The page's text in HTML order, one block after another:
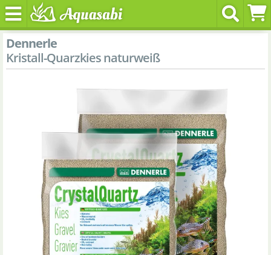
Dennerle
Kristall-Quarzkies naturweiß